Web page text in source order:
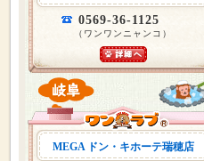
0569-36-1125
（ワンワンニャンコ）
MEGA ドン・キホーテ瑞穂店